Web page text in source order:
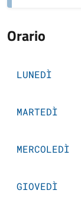
Orario
LUNEDÌ
MARTEDÌ
MERCOLEDÌ
GIOVEDÌ